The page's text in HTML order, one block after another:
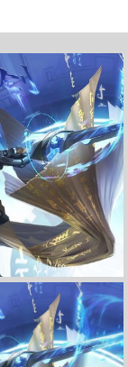
立 即 下 载
藏
立 即 下 载
藏